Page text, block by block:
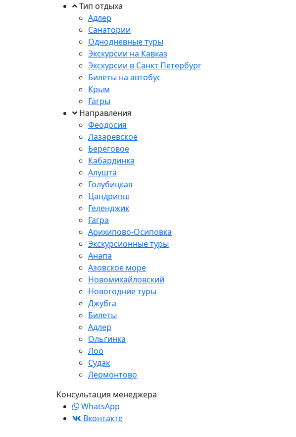
Тип отдыха
Адлер
Санатории
Однодневные туры
Экскурсии на Кавказ
Экскурсии в Санкт Петербург
Билеты на автобус
Крым
Гагры
Направления
Феодосия
Лазаревское
Береговое
Кабардинка
Алушта
Голубицкая
Цандрипш
Геленджик
Гагра
Арихипово-Осиповка
Экскурсионные туры
Анапа
Азовское море
Новомихайловский
Новогодние туры
Джубга
Билеты
Адлер
Ольгинка
Лоо
Судак
Лермонтово
Консультация менеджера
WhatsApp
Вконтакте